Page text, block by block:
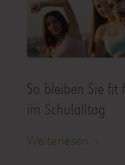
So bleiben Sie
im Schulalltag
Weiterlesen